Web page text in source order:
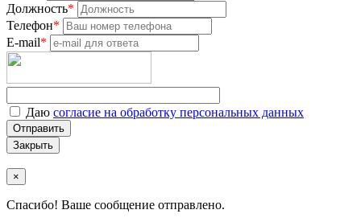
Должность*
Телефон*
E-mail*
Даю согласие на обработку персональных данных
Закрыть
×
Спасибо! Ваше сообщение отправлено.